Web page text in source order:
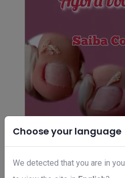
Choose your language
We detected that you are in
Curso de podologia em
R$ 49,00